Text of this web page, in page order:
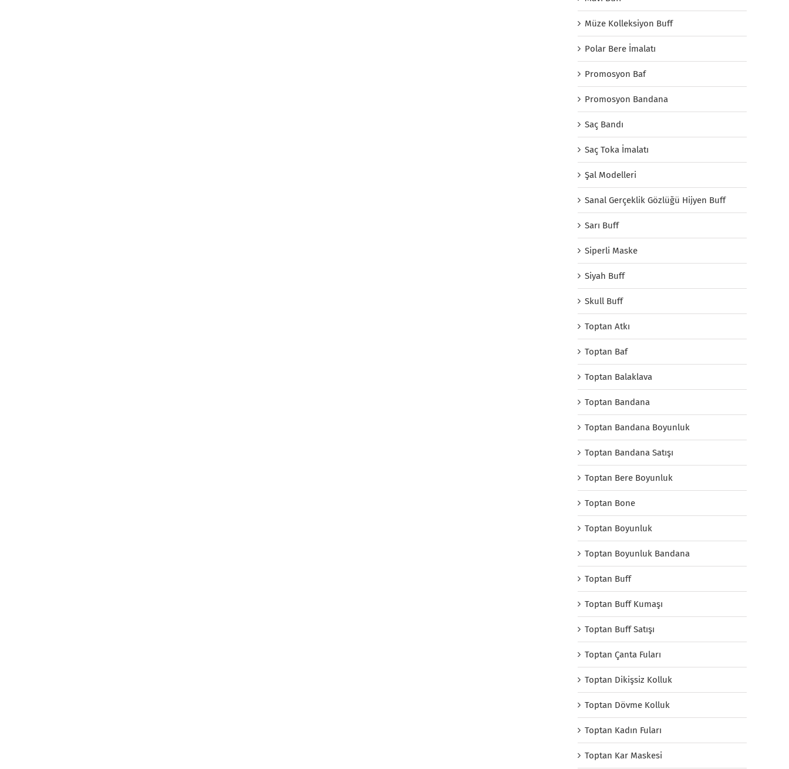
Müze Kolleksiyon Buff
Polar Bere İmalatı
Promosyon Baf
Promosyon Bandana
Saç Bandı
Saç Toka İmalatı
Şal Modelleri
Sanal Gerçeklik Gözlüğü Hijyen Buff
Sarı Buff
Siperli Maske
Siyah Buff
Skull Buff
Toptan Atkı
Toptan Baf
Toptan Balaklava
Toptan Bandana
Toptan Bandana Boyunluk
Toptan Bandana Satışı
Toptan Bere Boyunluk
Toptan Bone
Toptan Boyunluk
Toptan Boyunluk Bandana
Toptan Buff
Toptan Buff Kumaşı
Toptan Buff Satışı
Toptan Çanta Fuları
Toptan Dikişsiz Kolluk
Toptan Dövme Kolluk
Toptan Kadın Fuları
Toptan Kar Maskesi